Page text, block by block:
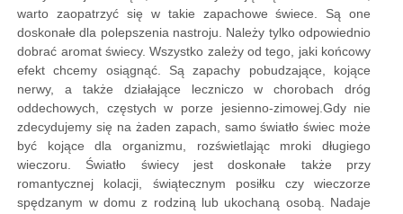
warto zaopatrzyć się w takie zapachowe świece. Są one
doskonałe dla polepszenia nastroju. Należy tylko odpowiednio
dobrać aromat świecy. Wszystko zależy od tego, jaki końcowy
efekt chcemy osiągnąć. Są zapachy pobudzające, kojące
nerwy, a także działające leczniczo w chorobach dróg
oddechowych, częstych w porze jesienno-zimowej.Gdy nie
zdecydujemy się na żaden zapach, samo światło świec może
być kojące dla organizmu, rozświetlając mroki długiego
wieczoru. Światło świecy jest doskonałe także przy
romantycznej kolacji, świątecznym posiłku czy wieczorze
spędzanym w domu z rodziną lub ukochaną osobą. Nadaje